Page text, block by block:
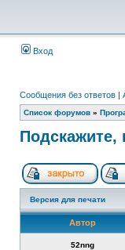
Вход
Сообщения без ответов |
Список форумов »
Подскажите,
Версия для печати
Автор
52nng